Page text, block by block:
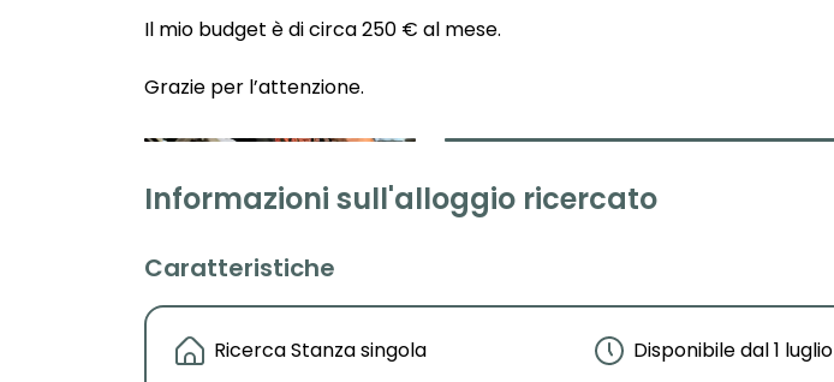
Il mio budget è di circa 250 € al mese.
Grazie per l’attenzione.
Informazioni sull'alloggio ricercato
Caratteristiche
Ricerca Stanza singola
Disponibile dal 1 luglio